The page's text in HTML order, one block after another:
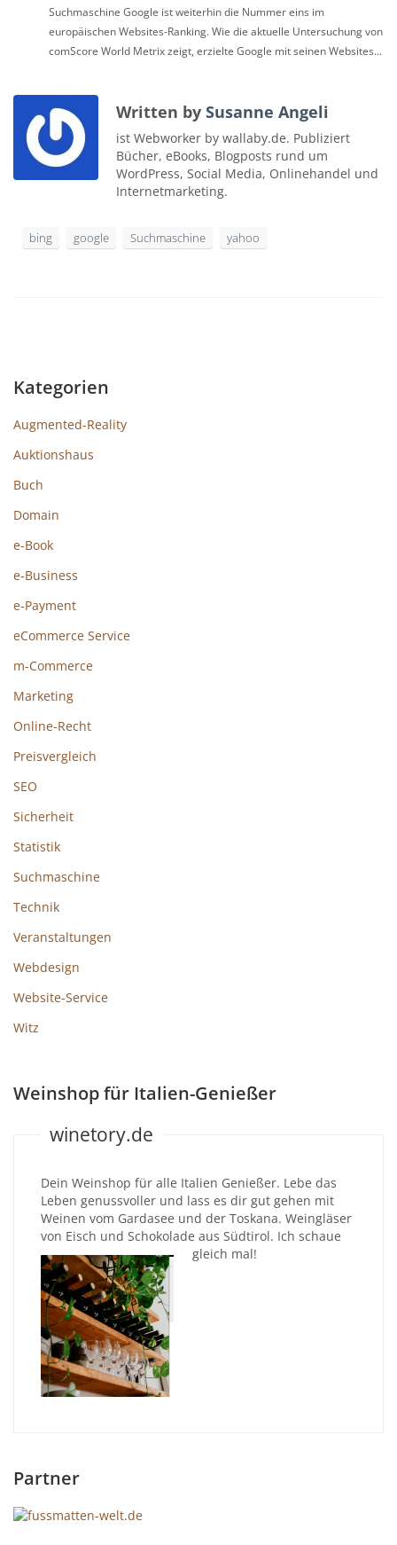
Suchmaschine Google ist weiterhin die Nummer eins im
europäischen Websites-Ranking. Wie die aktuelle Untersuchung von
comScore World Metrix zeigt, erzielte Google mit seinen Websites...
Written by Susanne Angeli
ist Webworker by wallaby.de. Publiziert
Bücher, eBooks, Blogposts rund um
WordPress, Social Media, Onlinehandel und
Internetmarketing.
bing google Suchmaschine yahoo
Kategorien
Augmented-Reality
Auktionshaus
Buch
Domain
e-Book
e-Business
e-Payment
eCommerce Service
m-Commerce
Marketing
Online-Recht
Preisvergleich
SEO
Sicherheit
Statistik
Suchmaschine
Technik
Veranstaltungen
Webdesign
Website-Service
Witz
Weinshop für Italien-Genießer
winetory.de
Dein Weinshop für alle Italien Genießer. Lebe das
Leben genussvoller und lass es dir gut gehen mit
Weinen vom Gardasee und der Toskana. Weingläser
von Eisch und Schokolade aus Südtirol. Ich schaue
gleich mal!
Partner